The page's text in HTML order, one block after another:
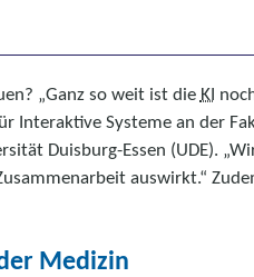
„Ganz so weit ist die KI
Interaktive Systeme an der
Duisburg-Essen (UDE).
auswirkt.“
Medizin